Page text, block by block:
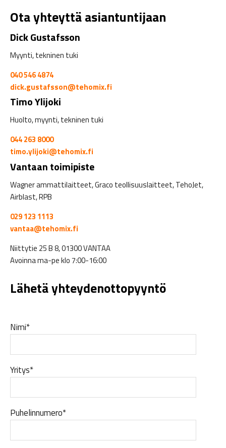
Ota yhteyttä asiantuntijaan
Dick Gustafsson
Myynti, tekninen tuki
040 546 4874
dick.gustafsson@tehomix.fi
Timo Ylijoki
Huolto, myynti, tekninen tuki
044 263 8000
timo.ylijoki@tehomix.fi
Vantaan toimipiste
Wagner ammattilaitteet, Graco teollisuuslaitteet, TehoJet,
Airblast, RPB
029 123 1113
vantaa@tehomix.fi
Niittytie 25 B 8, 01300 VANTAA
Avoinna ma-pe klo 7:00-16:00
Lähetä yhteydenottopyyntö
Nimi*
Yritys*
Puhelinnumero*